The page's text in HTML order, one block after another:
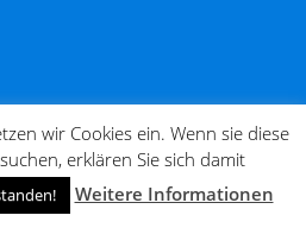
wir Cookies ein. Wenn sie diese
erklären Sie sich damit
Weitere Informationen